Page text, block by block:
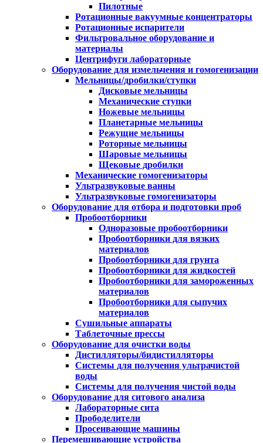
Пилотные
Ротационные вакуумные концентраторы
Ротационные испарители
Фильтровальное оборудование и
материалы
Центрифуги лабораторные
Оборудование для измельчения и гомогенизации
Мельницы/дробилки/ступки
Дисковые мельницы
Механические ступки
Ножевые мельницы
Планетарные мельницы
Режущие мельницы
Роторные мельницы
Шаровые мельницы
Щековые дробилки
Механические гомогенизаторы
Ультразвуковые ванны
Ультразвуковые гомогенизаторы
Оборудование для отбора и подготовки проб
Пробоотборники
Одноразовые пробоотборники
Пробоотборники для вязких
материалов
Пробоотборники для грунта
Пробоотборники для жидкостей
Пробоотборники для замороженных
материалов
Пробоотборники для сыпучих
материалов
Сушильные аппараты
Таблеточные прессы
Оборудование для очистки воды
Дистилляторы/бидистилляторы
Системы для получения ультрачистой
воды
Системы для получения чистой воды
Оборудование для ситового анализа
Лабораторные сита
Прободелители
Просеивающие машины
Перемешивающие устройства